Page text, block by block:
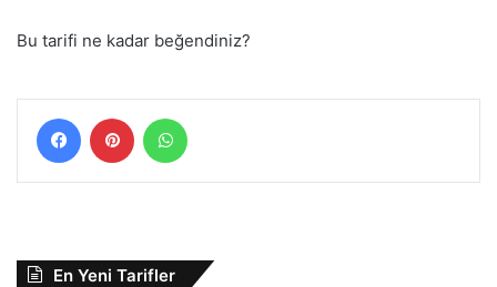
Bu tarifi ne kadar beğendiniz?
FacebookPinterest
En Yeni Tarifler